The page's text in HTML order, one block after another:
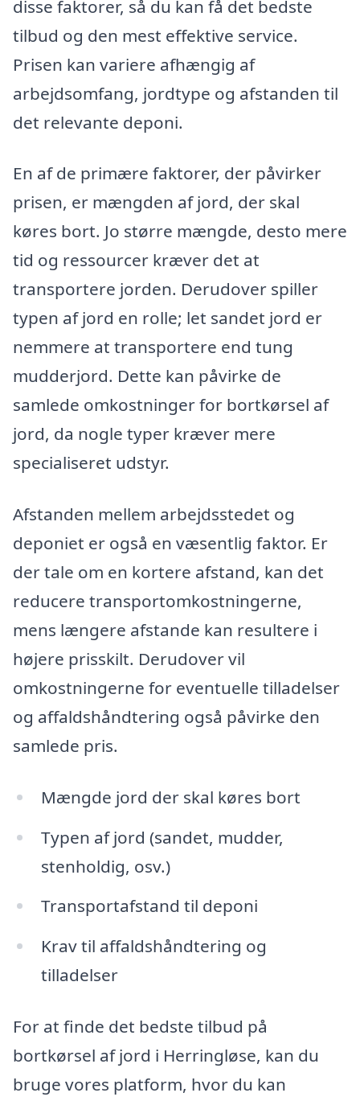
disse faktorer, så du kan få det bedste
tilbud og den mest effektive service.
Prisen kan variere afhængig af
arbejdsomfang, jordtype og afstanden til
det relevante deponi.
En af de primære faktorer, der påvirker
prisen, er mængden af jord, der skal
køres bort. Jo større mængde, desto mere
tid og ressourcer kræver det at
transportere jorden. Derudover spiller
typen af jord en rolle; let sandet jord er
nemmere at transportere end tung
mudderjord. Dette kan påvirke de
samlede omkostninger for bortkørsel af
jord, da nogle typer kræver mere
specialiseret udstyr.
Afstanden mellem arbejdsstedet og
deponiet er også en væsentlig faktor. Er
der tale om en kortere afstand, kan det
reducere transportomkostningerne,
mens længere afstande kan resultere i
højere prisskilt. Derudover vil
omkostningerne for eventuelle tilladelser
og affaldshåndtering også påvirke den
samlede pris.
Mængde jord der skal køres bort
Typen af jord (sandet, mudder,
stenholdig, osv.)
Transportafstand til deponi
Krav til affaldshåndtering og
tilladelser
For at finde det bedste tilbud på
bortkørsel af jord i Herringløse, kan du
bruge vores platform, hvor du kan